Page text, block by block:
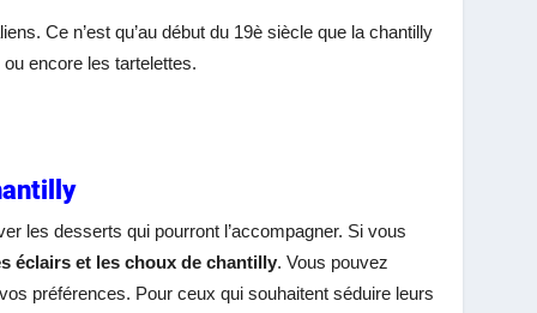
Ce n’est qu’au début du 19è siècle que la chantilly
encore les tartelettes.
les desserts qui pourront l’accompagner. Si vous
éclairs et les choux de chantilly. Vous pouvez
préférences. Pour ceux qui souhaitent séduire leurs